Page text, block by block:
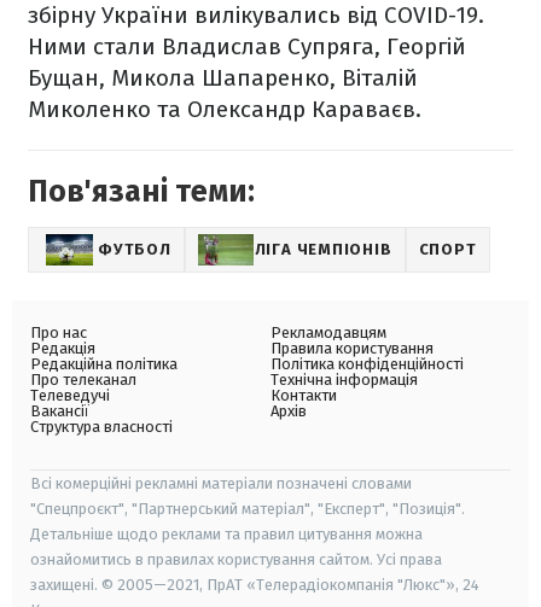
збірну України вилікувались від COVID-19.
Ними стали Владислав Супряга, Георгій
Бущан, Микола Шапаренко, Віталій
Миколенко та Олександр Караваєв.
Пов'язані теми:
ФУТБОЛ ЛІГА ЧЕМПІОНІВ СПОРТ
Про нас
Редакція
Редакційна політика
Про телеканал
Телеведучі
Вакансії
Структура власності
Рекламодавцям
Правила користування
Політика конфіденційності
Технічна інформація
Контакти
Архів
Всі комерційні рекламні матеріали позначені словами
"Спецпроєкт", "Партнерський матеріал", "Експерт", "Позиція".
Детальніше щодо реклами та правил цитування можна
ознайомитись в правилах користування сайтом. Усі права
захищені. © 2005—2021, ПрАТ «Телерадіокомпанія "Люкс"», 24